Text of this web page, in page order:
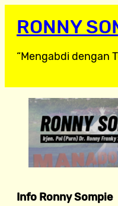
RONNY
“Mengabdi dengan
Info Ronny Sompie